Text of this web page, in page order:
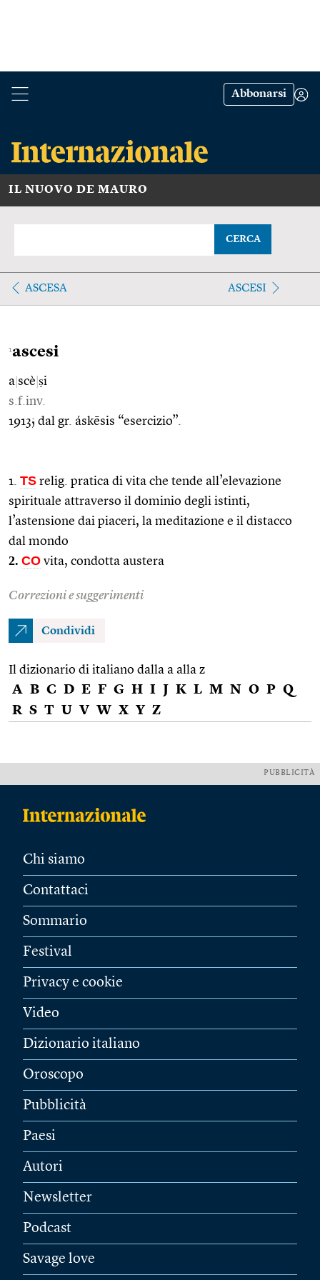
Abbonarsi
IL NUOVO DE MAURO
CERCA
ASCESA ASCESI
1ascesi
a scè ṣi
s.f.inv.
1913; dal gr. áskēsis “esercizio”.
1. TS relig. pratica di vita che tende all’elevazione
spirituale attraverso il dominio degli istinti,
l’astensione dai piaceri, la meditazione e il distacco
dal mondo
2. CO vita, condotta austera
Correzioni e suggerimenti
Condividi
Il dizionario di italiano dalla a alla z
A B C D E F G H I J K L M N O P Q
R S T U V W X Y Z
PUBBLICITÀ
Chi siamo
Contattaci
Sommario
Festival
Privacy e cookie
Video
Dizionario italiano
Oroscopo
Pubblicità
Paesi
Autori
Newsletter
Podcast
Savage love